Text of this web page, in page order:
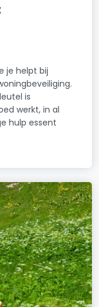
je helpt bij
is
werkt, in al
hulp essent